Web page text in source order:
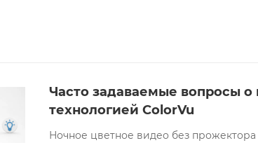
Часто задаваемые вопросы о
технологией ColorVu
Ночное цветное видео без